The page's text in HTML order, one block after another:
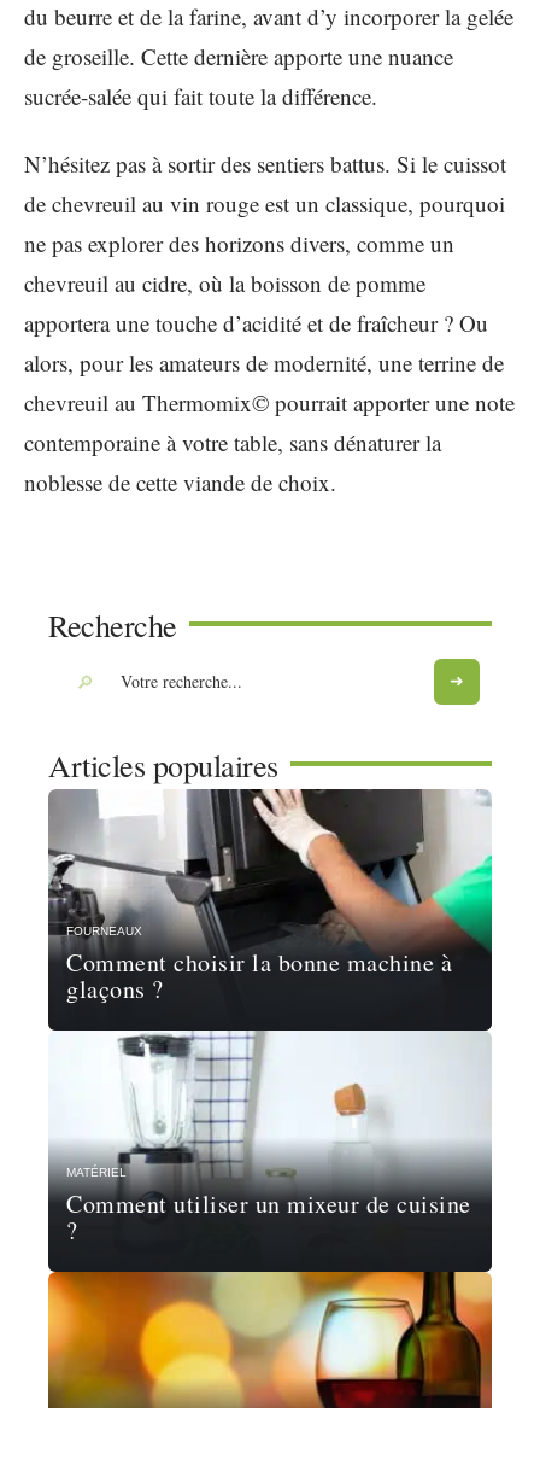
du beurre et de la farine, avant d’y incorporer la gelée
de groseille. Cette dernière apporte une nuance
sucrée-salée qui fait toute la différence.
N’hésitez pas à sortir des sentiers battus. Si le cuissot
de chevreuil au vin rouge est un classique, pourquoi
ne pas explorer des horizons divers, comme un
chevreuil au cidre, où la boisson de pomme
apportera une touche d’acidité et de fraîcheur ? Ou
alors, pour les amateurs de modernité, une terrine de
chevreuil au Thermomix© pourrait apporter une note
contemporaine à votre table, sans dénaturer la
noblesse de cette viande de choix.
Recherche
Articles populaires
FOURNEAUX
Comment choisir la bonne machine à
glaçons ?
MATÉRIEL
Comment utiliser un mixeur de cuisine
?